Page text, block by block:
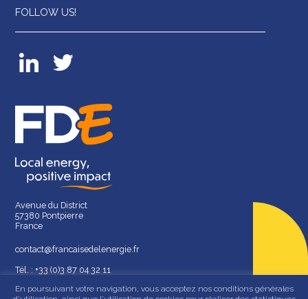
FOLLOW US!
Avenue du District
57380 Pontpierre
France
contact@francaisedelenergie.fr
Tél. : +33 (0)3 87 04 32 11
En poursuivant votre navigation, vous acceptez nos conditions générales